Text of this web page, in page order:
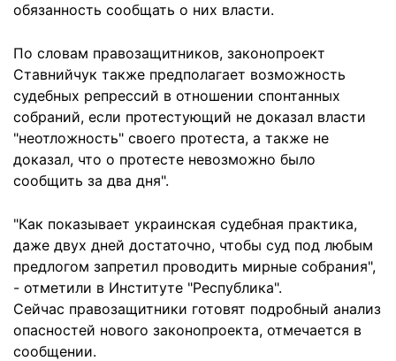
обязанность сообщать о них власти.
По словам правозащитников, законопроект
Ставнийчук также предполагает возможность
судебных репрессий в отношении спонтанных
собраний, если протестующий не доказал власти
"неотложность" своего протеста, а также не
доказал, что о протесте невозможно было
сообщить за два дня".
"Как показывает украинская судебная практика,
даже двух дней достаточно, чтобы суд под любым
предлогом запретил проводить мирные собрания",
- отметили в Институте "Республика".
Сейчас правозащитники готовят подробный анализ
опасностей нового законопроекта, отмечается в
сообщении.